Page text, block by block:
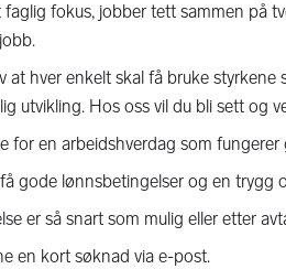
fokus, jobber tett sammen på
at hver enkelt skal få bruke
utvikling. Hos oss vil du bli sett og
for en arbeidshverdag som fungerer
gode lønnsbetingelser og en trygg
er så snart som mulig eller etter
en kort søknad via e-post.